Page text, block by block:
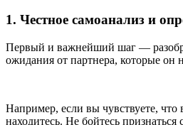
1. Честное самоанализ и
Первый и важнейший шаг —
ожидания от партнера, которые он
Например, если вы чувствуете,
находитесь. Не бойтесь